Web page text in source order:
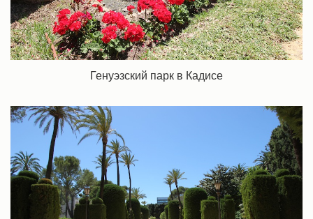
Генуэзский парк в Кадисе